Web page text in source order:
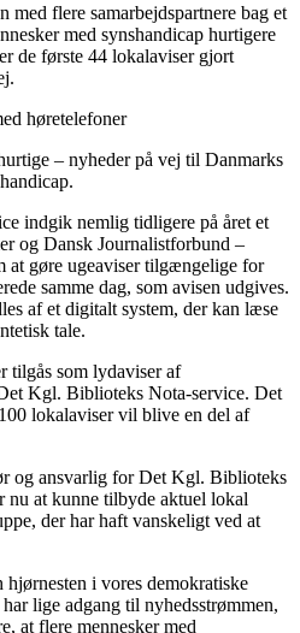
flere samarbejdspartnere bag et
med synshandicap hurtigere
de første 44 lokalaviser gjort
– nyheder på vej til Danmarks
indgik nemlig tidligere på året et
og Dansk Journalistforbund –
gøre ugeaviser tilgængelige for
samme dag, som avisen udgives.
af et digitalt system, der kan læse
tale.
tilgås som lydaviser af
Kgl. Biblioteks Nota-service. Det
lokalaviser vil blive en del af
og ansvarlig for Det Kgl. Biblioteks
nu at kunne tilbyde aktuel lokal
der har haft vanskeligt ved at
i vores demokratiske
lige adgang til nyhedsstrømmen,
at flere mennesker med